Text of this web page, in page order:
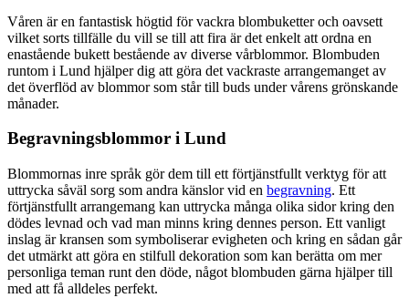
Våren är en fantastisk högtid för vackra blombuketter och oavsett
vilket sorts tillfälle du vill se till att fira är det enkelt att ordna en
enastående bukett bestående av diverse vårblommor. Blombuden
runtom i Lund hjälper dig att göra det vackraste arrangemanget av
det överflöd av blommor som står till buds under vårens grönskande
månader.
Begravningsblommor i Lund
Blommornas inre språk gör dem till ett förtjänstfullt verktyg för att
uttrycka såväl sorg som andra känslor vid en begravning. Ett
förtjänstfullt arrangemang kan uttrycka många olika sidor kring den
dödes levnad och vad man minns kring dennes person. Ett vanligt
inslag är kransen som symboliserar evigheten och kring en sådan går
det utmärkt att göra en stilfull dekoration som kan berätta om mer
personliga teman runt den döde, något blombuden gärna hjälper till
med att få alldeles perfekt.